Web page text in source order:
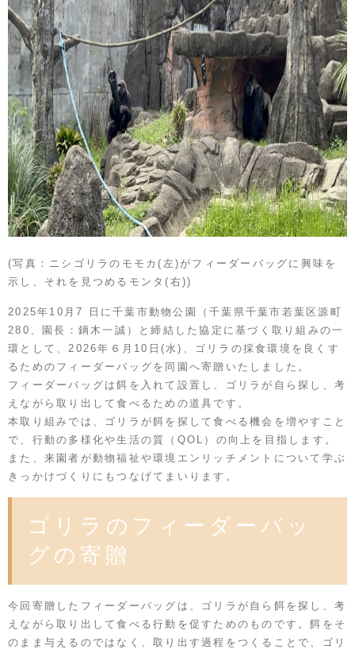
(写真：ニシゴリラのモモカ(左)がフィーダーバッグに興味を
示し、それを見つめるモンタ(右))
2025年10月7 日に千葉市動物公園（千葉県千葉市若葉区源町
280、園長：鏑木一誠）と締結した協定に基づく取り組みの一
環として、2026年６月10日(水)、ゴリラの採食環境を良くす
るためのフィーダーバッグを同園へ寄贈いたしました。
フィーダーバッグは餌を入れて設置し、ゴリラが自ら探し、考
えながら取り出して食べるための道具です。
本取り組みでは、ゴリラが餌を探して食べる機会を増やすこと
で、行動の多様化や生活の質（QOL）の向上を目指します。
また、来園者が動物福祉や環境エンリッチメントについて学ぶ
きっかけづくりにもつなげてまいります。
ゴリラのフィーダーバッ
グの寄贈
今回寄贈したフィーダーバッグは、ゴリラが自ら餌を探し、考
えながら取り出して食べる行動を促すためのものです。餌をそ
のまま与えるのではなく、取り出す過程をつくることで、ゴリ